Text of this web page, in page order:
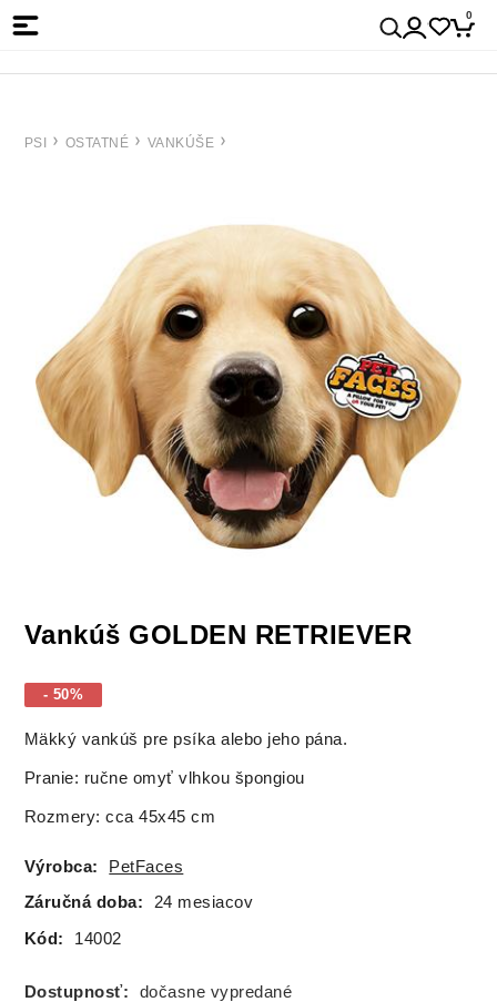
0
PSI OSTATNÉ VANKÚŠE
Vankúš GOLDEN RETRIEVER
- 50%
Mäkký vankúš pre psíka alebo jeho pána.
Pranie: ručne omyť vlhkou špongiou
Rozmery: cca 45x45 cm
Výrobca: PetFaces
Záručná doba: 24 mesiacov
Kód: 14002
Dostupnosť: dočasne vypredané